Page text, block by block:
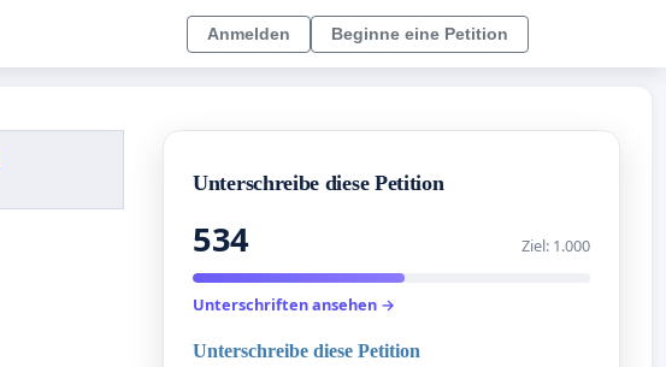
Anmelden Beginne eine Petition
Unterschreibe diese Petition
534 Ziel: 1.000
Unterschriften ansehen →
Unterschreibe diese Petition